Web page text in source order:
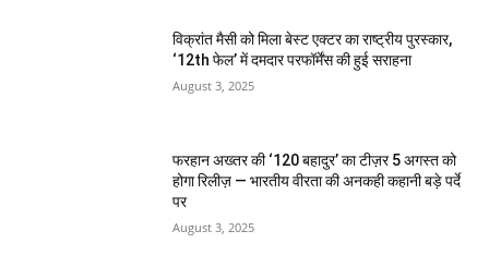
विक्रांत मैसी को मिला बेस्ट एक्टर का राष्ट्रीय पुरस्कार,
‘12th फेल’ में दमदार परफॉर्मेंस की हुई सराहना
August 3, 2025
फरहान अख्तर की ‘120 बहादुर’ का टीज़र 5 अगस्त को
होगा रिलीज़ — भारतीय वीरता की अनकही कहानी बड़े पर्दे
पर
August 3, 2025